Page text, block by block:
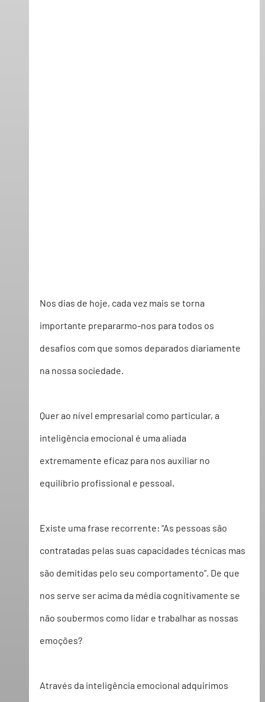
Nos dias de hoje, cada vez mais se torna
importante prepararmo-nos para todos os
desafios com que somos deparados diariamente
na nossa sociedade.
Quer ao nível empresarial como particular, a
inteligência emocional é uma aliada
extremamente eficaz para nos auxiliar no
equilíbrio profissional e pessoal.
Existe uma frase recorrente: “As pessoas são
contratadas pelas suas capacidades técnicas mas
são demitidas pelo seu comportamento”. De que
nos serve ser acima da média cognitivamente se
não soubermos como lidar e trabalhar as nossas
emoções?
Através da inteligência emocional adquirimos